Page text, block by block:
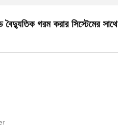
গরম করার সিস্টেমের সাথে